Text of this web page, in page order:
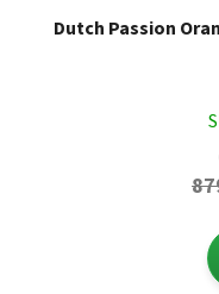
Dutch Passion